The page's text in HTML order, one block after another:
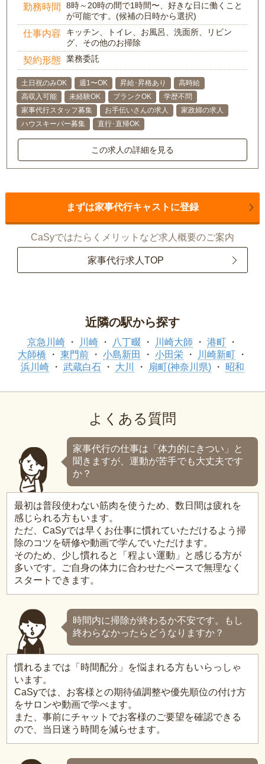
勤務時間
8時～20時の間で1時間〜、好きな日に働くこと
が可能です。(候補の日時から選択)
仕事内容
キッチン、トイレ、お風呂、洗面所、リビン
グ、その他のお掃除
契約形態 業務委託
土日祝のみOK 週1〜OK 昇給･昇格あり
高時給
高収入可能
未経験OK ブランクOK
学歴不問
家事代行スタッフ募集
お手伝いさんの求人
家政婦の求人
ハウスキーパー募集
直行･直帰OK
この求人の詳細を見る
まずは家事代行キャストに登録
CaSyではたらくメリットなど求人概要のご案内
家事代行求人TOP
近隣の駅から探す
京急川崎 川崎 八丁畷 川崎大師
港町
大師橋
東門前 小島新田 小田栄
川崎新町
浜川崎
武蔵白石 大川 扇町(神奈川県) 昭和
よくある質問
家事代行の仕事は「体力的にきつい」と
聞きますが、運動が苦手でも大丈夫です
か？
最初は普段使わない筋肉を使うため、数日間は疲れを
感じられる方もいます。
ただ、CaSyでは早くお仕事に慣れていただけるよう掃
除のコツを研修や動画で学んでいただけます。
そのため、少し慣れると「程よい運動」と感じる方が
多いです。ご自身の体力に合わせたペースで無理なく
スタートできます。
時間内に掃除が終わるか不安です。もし
終わらなかったらどうなりますか？
慣れるまでは「時間配分」を悩まれる方もいらっしゃ
います。
CaSyでは、お客様との期待値調整や優先順位の付け方
をサロンや動画で学べます。
また、事前にチャットでお客様のご要望を確認できる
ので、当日迷う時間を減らせます。